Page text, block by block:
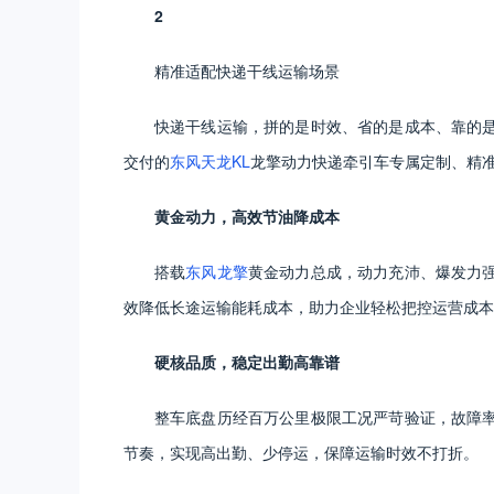
2
精准适配快递干线运输场景
快递干线运输，拼的是时效、省的是成本、靠的
交付的东风天龙KL龙擎动力快递牵引车专属定制、精
黄金动力，高效节油降成本
搭载东风龙擎黄金动力总成，动力充沛、爆发力
效降低长途运输能耗成本，助力企业轻松把控运营成
硬核品质，稳定出勤高靠谱
整车底盘历经百万公里极限工况严苛验证，故障
节奏，实现高出勤、少停运，保障运输时效不打折。